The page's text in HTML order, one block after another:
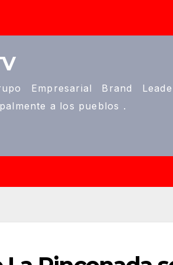
Empresarial Brand
a los pueblos .